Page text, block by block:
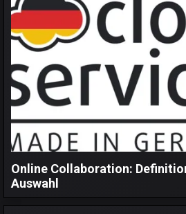
Online Collaboration:
Auswahl